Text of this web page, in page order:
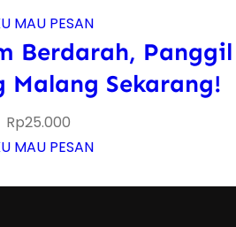
MAU PESAN
Berdarah, Panggil
Malang Sekarang!
Rp25.000
MAU PESAN